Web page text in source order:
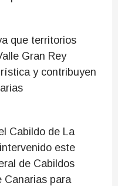
que territorios
Gran Rey
y contribuyen
Cabildo de La
este
de Cabildos
Canarias para